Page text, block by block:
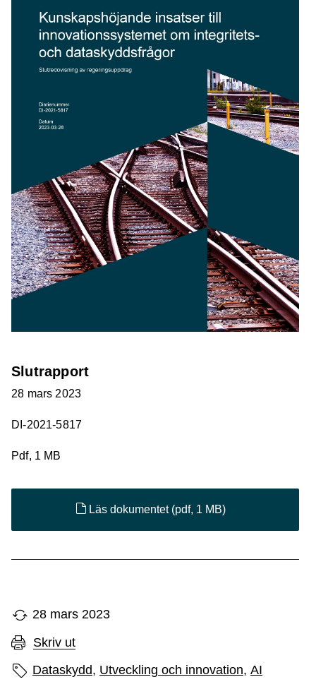
Slutrapport
28 mars 2023
DI-2021-5817
Pdf, 1 MB
Läs dokumentet (pdf, 1 MB)
28 mars 2023
Skriv ut
Sidans etiketter
Dataskydd, Utveckling och innovation, AI